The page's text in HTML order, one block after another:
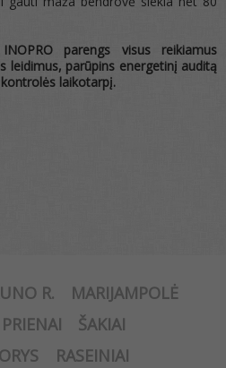
parengs visus reikiamus
leidimus, parūpins energetinį auditą
laikotarpį.
R.
MARIJAMPOLĖ
PRIENAI
ŠAKIAI
RASEINIAI